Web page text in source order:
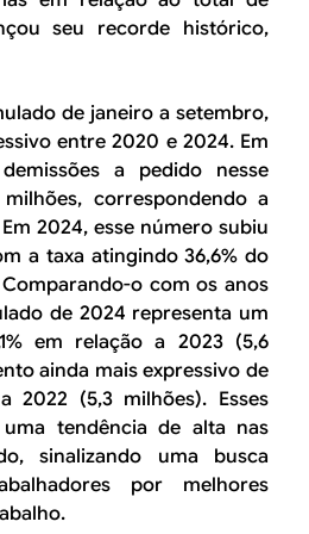
seu recorde histórico,
de janeiro a setembro,
entre 2020 e 2024. Em
a pedido nesse
correspondendo a
2024, esse número subiu
a taxa atingindo 36,6% do
o com os anos
de 2024 representa um
em relação a 2023 (5,6
ainda mais expressivo de
2022 (5,3 milhões). Esses
tendência de alta nas
sinalizando uma busca
por melhores